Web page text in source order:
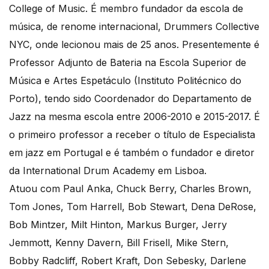
College of Music. É membro fundador da escola de
música, de renome internacional, Drummers Collective
NYC, onde lecionou mais de 25 anos. Presentemente é
Professor Adjunto de Bateria na Escola Superior de
Música e Artes Espetáculo (Instituto Politécnico do
Porto), tendo sido Coordenador do Departamento de
Jazz na mesma escola entre 2006-2010 e 2015-2017. É
o primeiro professor a receber o título de Especialista
em jazz em Portugal e é também o fundador e diretor
da International Drum Academy em Lisboa.
Atuou com Paul Anka, Chuck Berry, Charles Brown,
Tom Jones, Tom Harrell, Bob Stewart, Dena DeRose,
Bob Mintzer, Milt Hinton, Markus Burger, Jerry
Jemmott, Kenny Davern, Bill Frisell, Mike Stern,
Bobby Radcliff, Robert Kraft, Don Sebesky, Darlene